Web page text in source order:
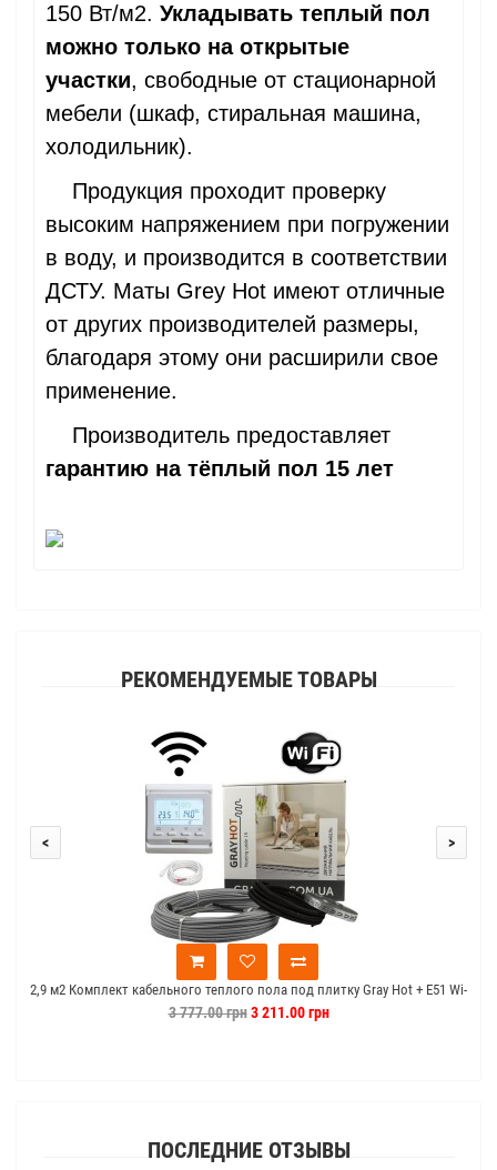
150 Вт/м2. Укладывать теплый пол
можно только на открытые
участки, свободные от стационарной
мебели (шкаф, стиральная машина,
холодильник).
Продукция проходит проверку
высоким напряжением при погружении
в воду, и производится в соответствии
ДСТУ. Маты Grey Hot имеют отличные
от других производителей размеры,
благодаря этому они расширили свое
применение.
Производитель предоставляет
гарантию на тёплый пол 15 лет
РЕКОМЕНДУЕМЫЕ ТОВАРЫ
2,9 м2 Комплект кабельного теплого пола под плитку Gray Hot + E51 Wi-
Fi
3 777.00 грн3 211.00 грн
< >
ПОСЛЕДНИЕ ОТЗЫВЫ